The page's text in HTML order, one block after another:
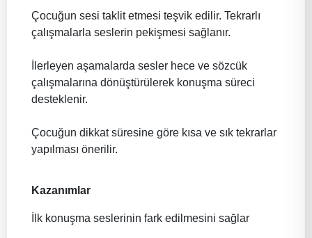
Çocuğun sesi taklit etmesi teşvik edilir. Tekrarlı
çalışmalarla seslerin pekişmesi sağlanır.
İlerleyen aşamalarda sesler hece ve sözcük
çalışmalarına dönüştürülerek konuşma süreci
desteklenir.
Çocuğun dikkat süresine göre kısa ve sık tekrarlar
yapılması önerilir.
Kazanımlar
İlk konuşma seslerinin fark edilmesini sağlar